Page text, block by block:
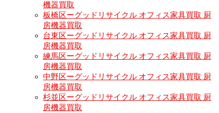
機器買取
板橋区ーグッドリサイクル オフィス家具買取 厨
房機器買取
台東区ーグッドリサイクル オフィス家具買取 厨
房機器買取
練馬区ーグッドリサイクル オフィス家具買取 厨
房機器買取
中野区ーグッドリサイクル オフィス家具買取 厨
房機器買取
杉並区ーグッドリサイクル オフィス家具買取 厨
房機器買取